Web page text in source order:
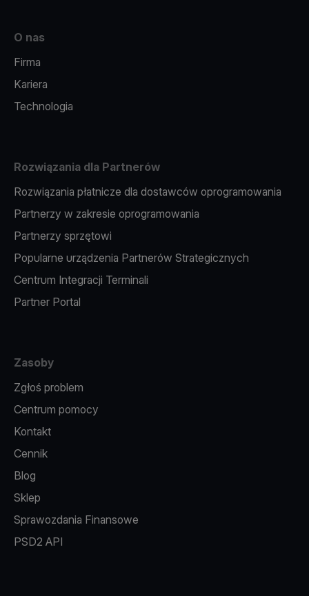
O nas
Firma
Kariera
Technologia
Rozwiązania dla Partnerów
Rozwiązania płatnicze dla dostawców oprogramowania
Partnerzy w zakresie oprogramowania
Partnerzy sprzętowi
Popularne urządzenia Partnerów Strategicznych
Centrum Integracji Terminali
Partner Portal
Zasoby
Zgłoś problem
Centrum pomocy
Kontakt
Cennik
Blog
Sklep
Sprawozdania Finansowe
PSD2 API